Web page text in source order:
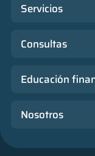
Servicios
Consultas
Educación
Nosotros